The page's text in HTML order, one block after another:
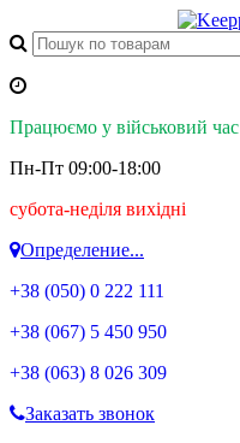
Працюємо у військовий час
Пн-Пт 09:00-18:00
субота-неділя вихідні
Определение...
+38 (050) 0 222 111
+38 (067) 5 450 950
+38 (063) 8 026 309
Заказать звонок